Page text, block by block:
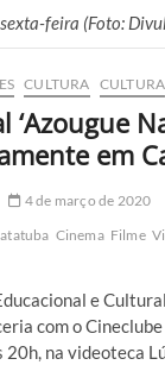
feira (Foto:
CULTURA CULTURA
em
4 de março de 2020
Cinema Filme
e
com o
na videoteca